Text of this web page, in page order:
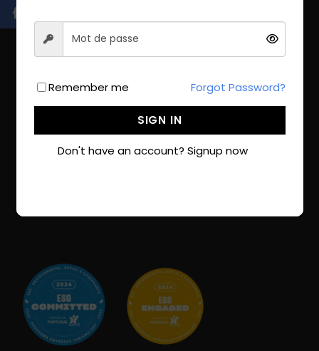
Accueil.
À Propos.
Circuits et Découvertes.
Exploration de Destinations.
Remember me Forgot Password?
SIGN IN
Don't have an account? Signup now